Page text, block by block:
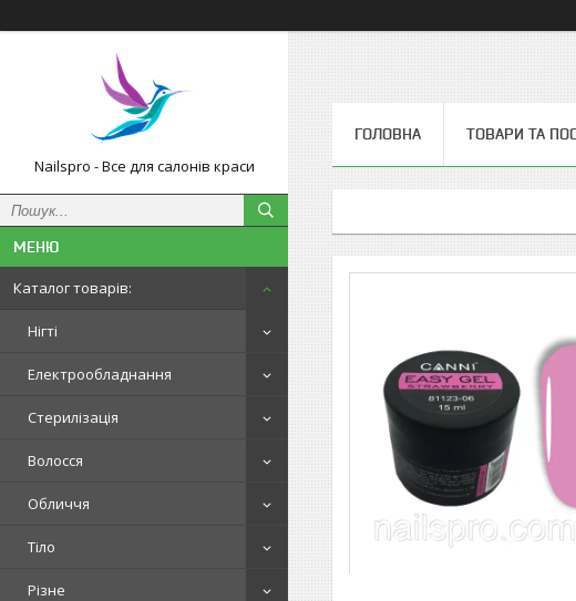
Nailspro - Все для салонів краси
Каталог товарів:
Нігті
Електрообладнання
Стерилізація
Волосся
Обличчя
Тіло
Різне
ГОЛОВНА ТОВАРИ ТА